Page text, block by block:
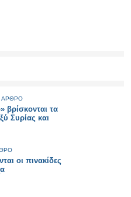
ΑΡΘΡΟ
βρίσκονται τα
Συρίας και
οι πινακίδες